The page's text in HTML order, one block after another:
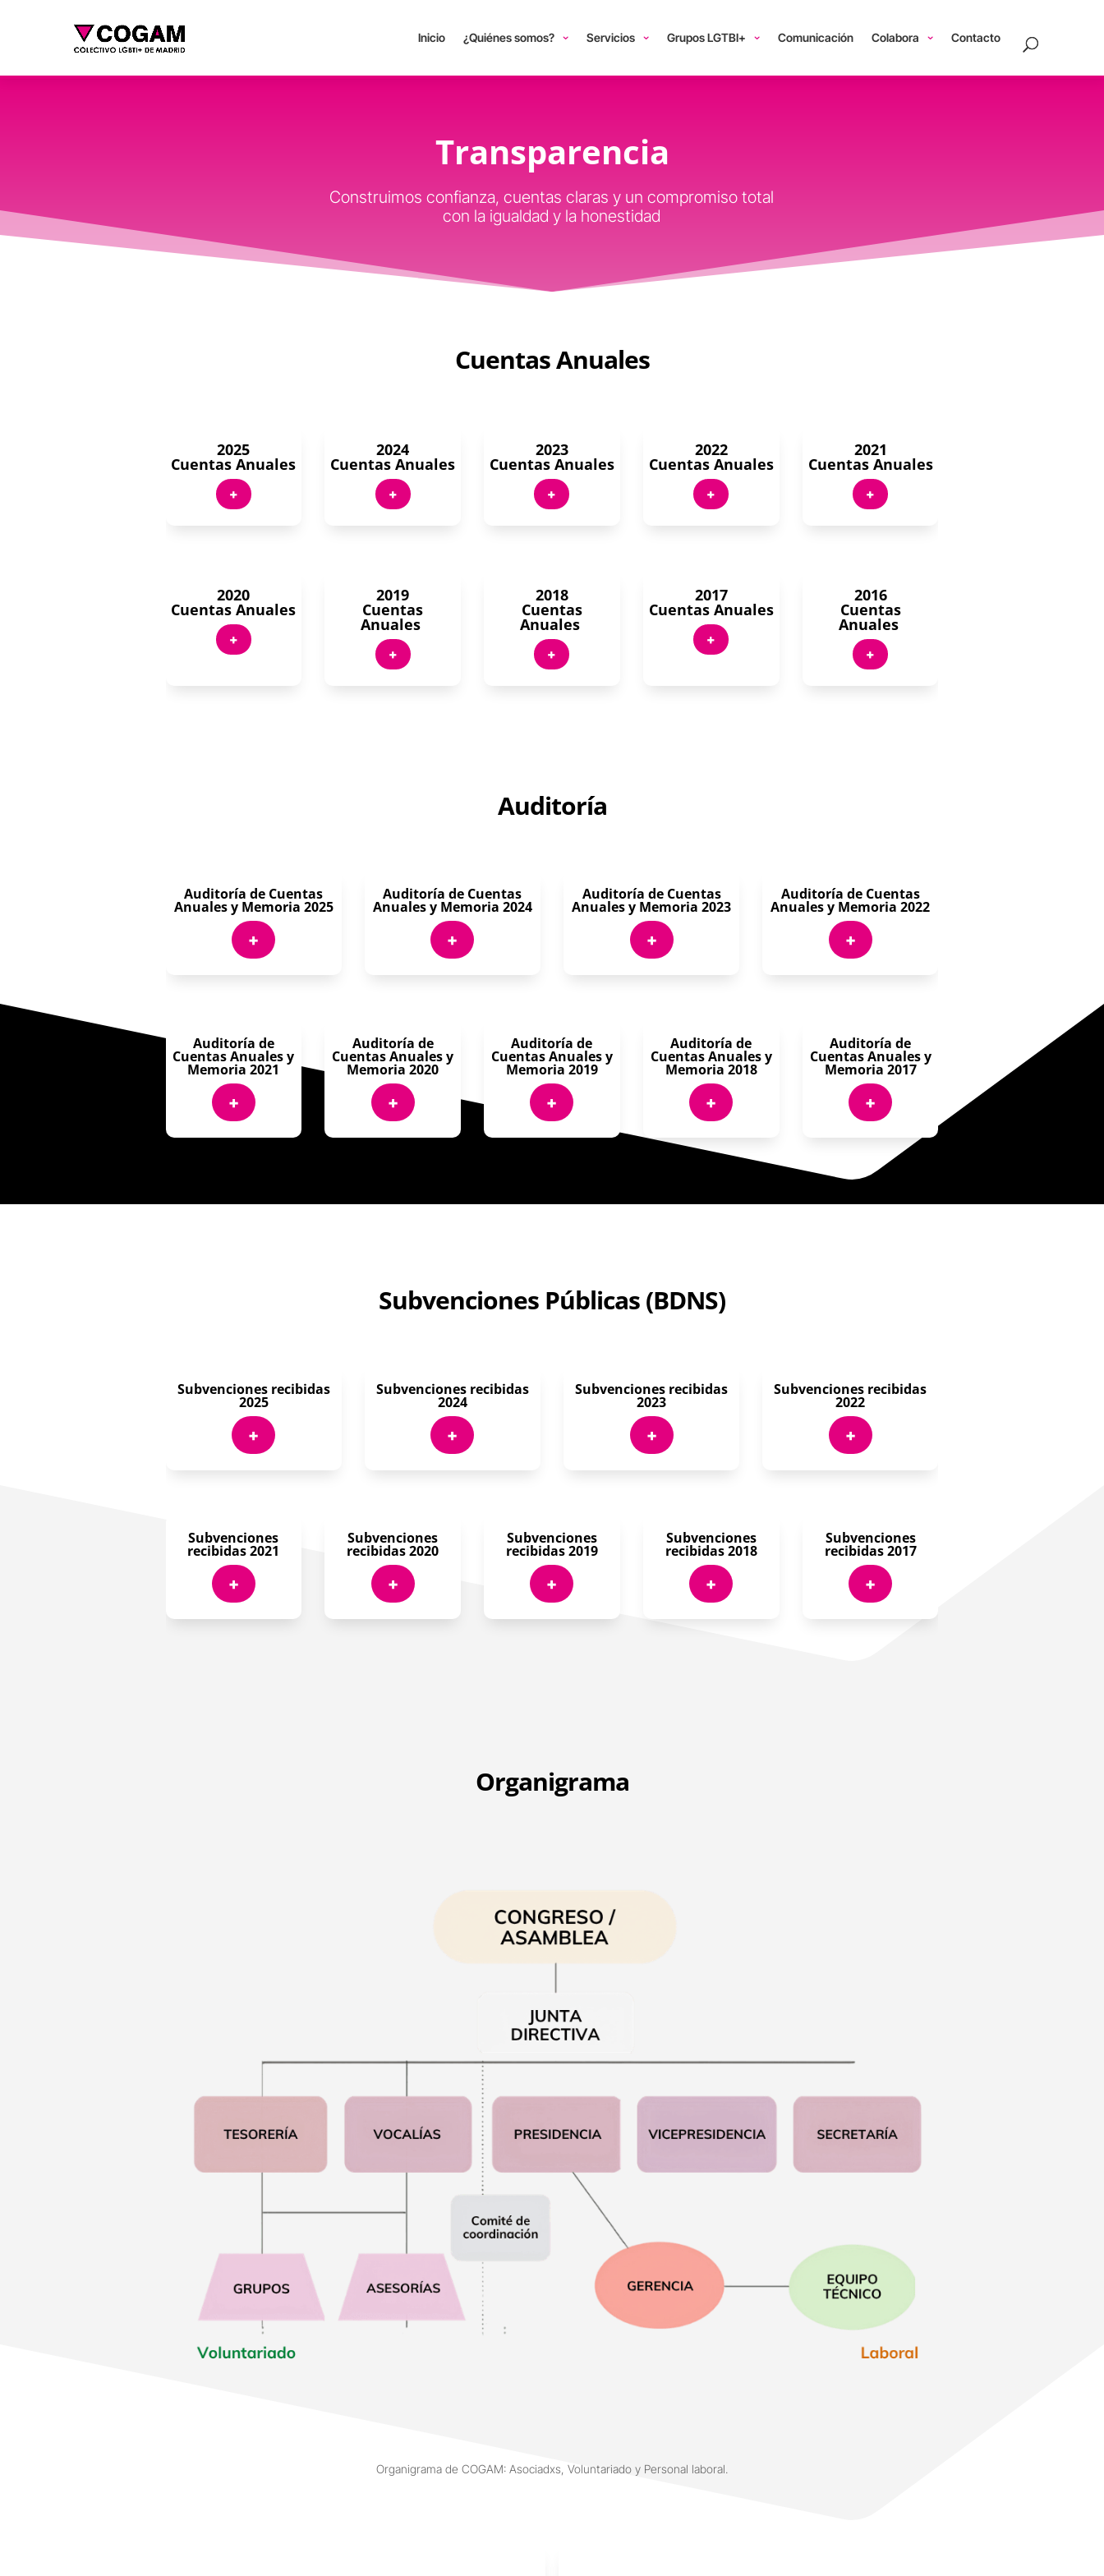
Inicio ¿Quiénes somos? Servicios Grupos LGTBI+ Comunicación Colabora Contacto
Transparencia
Construimos confianza, cuentas claras y un compromiso total
con la igualdad y la honestidad
Cuentas Anuales
2025
Cuentas Anuales
+
2024
Cuentas Anuales
+
2023
Cuentas Anuales
+
2022
Cuentas Anuales
+
2021
Cuentas Anuales
+
2020
Cuentas Anuales
+
2019
Cuentas
Anuales
+
2018
Cuentas
Anuales
+
2017
Cuentas Anuales
+
2016
Cuentas
Anuales
+
Auditoría
Auditoría de Cuentas
Anuales y Memoria 2025
+
Auditoría de Cuentas
Anuales y Memoria 2024
+
Auditoría de Cuentas
Anuales y Memoria 2023
+
Auditoría de Cuentas
Anuales y Memoria 2022
+
Auditoría de
Cuentas Anuales y
Memoria 2021
+
Auditoría de
Cuentas Anuales y
Memoria 2020
+
Auditoría de
Cuentas Anuales y
Memoria 2019
+
Auditoría de
Cuentas Anuales y
Memoria 2018
+
Auditoría de
Cuentas Anuales y
Memoria 2017
+
Subvenciones Públicas (BDNS)
Subvenciones recibidas
2025
+
Subvenciones recibidas
2024
+
Subvenciones recibidas
2023
+
Subvenciones recibidas
2022
+
Subvenciones
recibidas 2021
+
Subvenciones
recibidas 2020
+
Subvenciones
recibidas 2019
+
Subvenciones
recibidas 2018
+
Subvenciones
recibidas 2017
+
Organigrama
Organigrama de COGAM: Asociadxs, Voluntariado y Personal laboral.